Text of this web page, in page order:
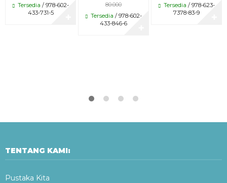
Tersedia / 978-602-
433-731-5
80.000
Tersedia / 978-602-
433-846-6
Tersedia / 978-623-
7378-83-9
TENTANG KAMI:
Pustaka Kita